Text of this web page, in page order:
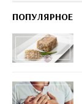
ПОПУЛЯРНОЕ